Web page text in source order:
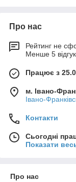
потік протягом
створення або
щоб у випадку
гідравліки
якого він
Зазвичай, для
електричний
Переваги
Електромагнітні
1. Захист від
Про нас
Рейтинг не
Менше 5
Працює з
м. Івано-
Івано-
Контакти
Сьогодні
Показати
Про нас